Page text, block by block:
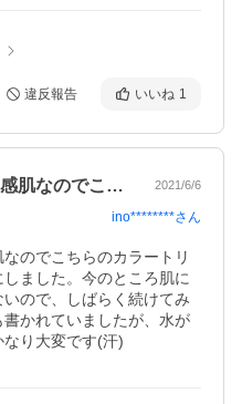
違反報告 いいね 1
髪の傷みが激しいことと敏感肌なのでこち… 2021/6/6
ino********さん
のでこちらのカラートリ
ました。今のところ肌に
ので、しばらく続けてみ
かれていましたが、水が
り大変です(汗)